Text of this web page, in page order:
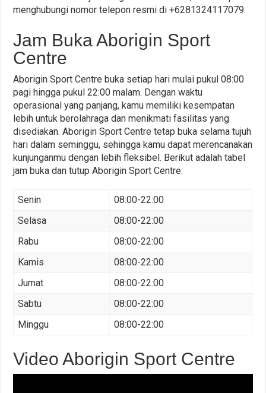
menghubungi nomor telepon resmi di +6281324117079.
Jam Buka Aborigin Sport
Centre
Aborigin Sport Centre buka setiap hari mulai pukul 08:00
pagi hingga pukul 22:00 malam. Dengan waktu
operasional yang panjang, kamu memiliki kesempatan
lebih untuk berolahraga dan menikmati fasilitas yang
disediakan. Aborigin Sport Centre tetap buka selama tujuh
hari dalam seminggu, sehingga kamu dapat merencanakan
kunjunganmu dengan lebih fleksibel. Berikut adalah tabel
jam buka dan tutup Aborigin Sport Centre:
Senin
08:00-22:00
Selasa
08:00-22:00
Rabu
08:00-22:00
Kamis
08:00-22:00
Jumat
08:00-22:00
Sabtu
08:00-22:00
Minggu
08:00-22:00
Video Aborigin Sport Centre